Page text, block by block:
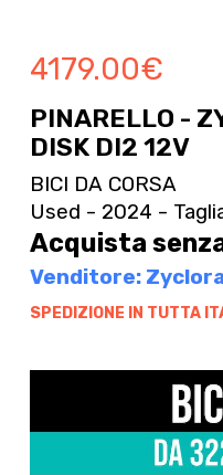
4179.00€
PINARELLO -
DISK DI2 12V
BICI DA CORSA
Used - 2024 -
Acquista
Venditore:
SPEDIZIONE IN TUTTA